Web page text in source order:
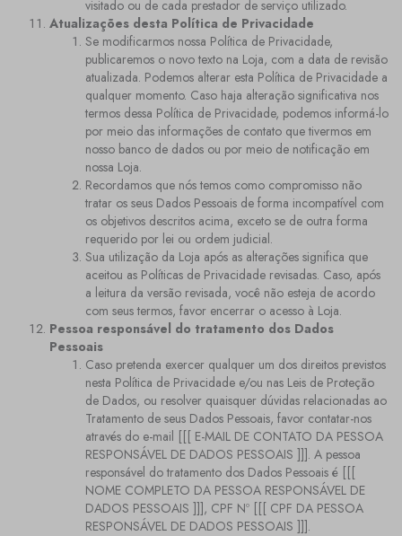
visitado ou de cada prestador de serviço utilizado.
Atualizações desta Política de Privacidade
Se modificarmos nossa Política de Privacidade,
publicaremos o novo texto na Loja, com a data de revisão
atualizada. Podemos alterar esta Política de Privacidade a
qualquer momento. Caso haja alteração significativa nos
termos dessa Política de Privacidade, podemos informá-lo
por meio das informações de contato que tivermos em
nosso banco de dados ou por meio de notificação em
nossa Loja.
Recordamos que nós temos como compromisso não
tratar os seus Dados Pessoais de forma incompatível com
os objetivos descritos acima, exceto se de outra forma
requerido por lei ou ordem judicial.
Sua utilização da Loja após as alterações significa que
aceitou as Políticas de Privacidade revisadas. Caso, após
a leitura da versão revisada, você não esteja de acordo
com seus termos, favor encerrar o acesso à Loja.
Pessoa responsável do tratamento dos Dados
Pessoais
Caso pretenda exercer qualquer um dos direitos previstos
nesta Política de Privacidade e/ou nas Leis de Proteção
de Dados, ou resolver quaisquer dúvidas relacionadas ao
Tratamento de seus Dados Pessoais, favor contatar-nos
através do e-mail [[[ E-MAIL DE CONTATO DA PESSOA
RESPONSÁVEL DE DADOS PESSOAIS ]]]. A pessoa
responsável do tratamento dos Dados Pessoais é [[[
NOME COMPLETO DA PESSOA RESPONSÁVEL DE
DADOS PESSOAIS ]]], CPF Nº [[[ CPF DA PESSOA
RESPONSÁVEL DE DADOS PESSOAIS ]]].